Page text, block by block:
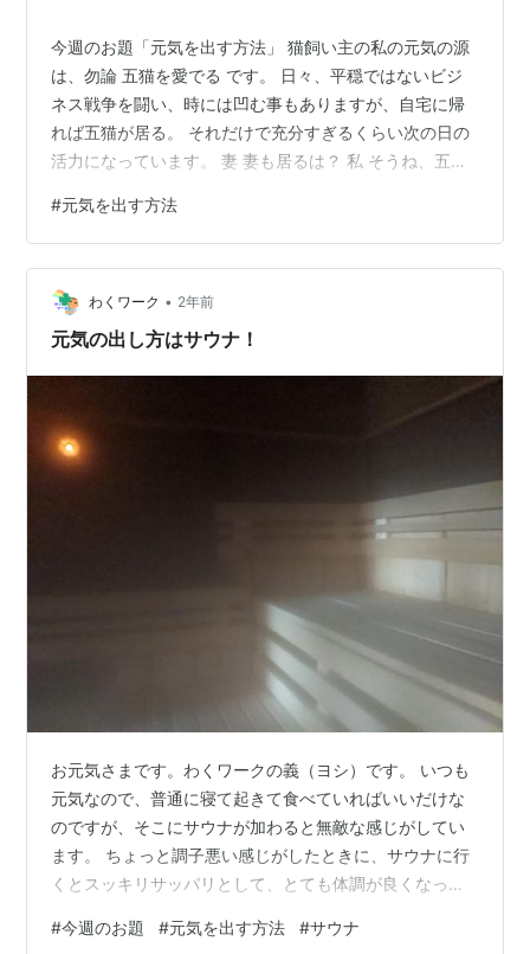
今週のお題「元気を出す方法」 猫飼い主の私の元気の源
は、勿論 五猫を愛でる です。 日々、平穏ではないビジ
ネス戦争を闘い、時には凹む事もありますが、自宅に帰
れば五猫が居る。 それだけで充分すぎるくらい次の日の
活力になっています。 妻 妻も居るは？ 私 そうね、五猫
ロ クロとの出会い 次ニャン坊チビ チビとの出会い 三ニ
ャン坊さんた さんたとの出会い 四ニャン坊たかんぼ た
かんぼとの出会い 五ニャン娘みゃあ みゃあとの出会い
纏め 元気の源は五猫愛 元気の源は五猫愛 我が家の五猫
も、私も、妻も、ある程度の年齢になってきました。 身
#元気を出す方法
わくワーク • 2年前
元気の出し方はサウナ！
お元気さまです。わくワークの義（ヨシ）です。 いつも
元気なので、普通に寝て起きて食べていればいいだけな
のですが、そこにサウナが加わると無敵な感じがしてい
ます。 ちょっと調子悪い感じがしたときに、サウナに行
くとスッキリサッパリとして、とても体調が良くなって
に、とても健康です。 waqwork.hatenablog.com
#今週のお題 #元気を出す方法 #サウナ